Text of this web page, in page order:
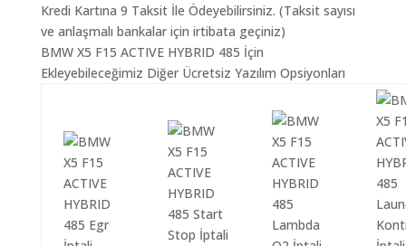
Kredi Kartına 9 Taksit İle Ödeyebilirsiniz. (Taksit sayısı
ve anlaşmalı bankalar için irtibata geçiniz)
BMW X5 F15 ACTIVE HYBRID 485 İçin
Ekleyebileceğimiz Diğer Ücretsiz Yazılım Opsiyonları